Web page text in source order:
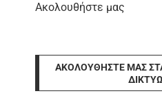
Ακολουθήστε μας
ΑΚΟΛΟΥΘΉΣΤΕ ΜΑΣ